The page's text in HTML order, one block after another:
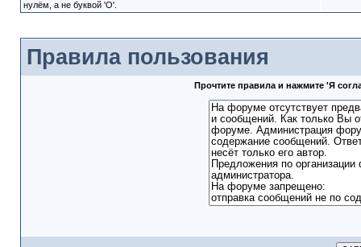
нулём, а не буквой 'O'.
Правила пользования
Прочтите правила и нажмите 'Я